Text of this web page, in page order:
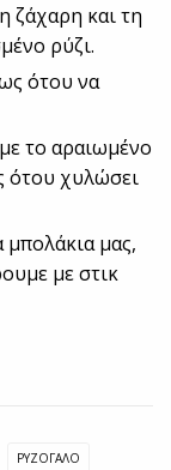
ζάχαρη και τη
ρύζι.
ότου να
το αραιωμένο
ότου χυλώσει
μπολάκια μας,
με στικ
ΡΥΖΌΓΑΛΟ